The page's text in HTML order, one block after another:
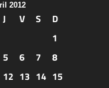
2012
J V S
D
1
5 6 7
8
12 13 14 15